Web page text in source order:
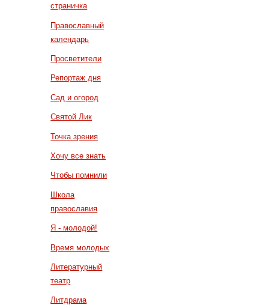
страничка
Православный
календарь
Просветители
Репортаж дня
Сад и огород
Святой Лик
Точка зрения
Хочу все знать
Чтобы помнили
Школа
православия
Я - молодой!
Время молодых
Литературный
театр
Литдрама